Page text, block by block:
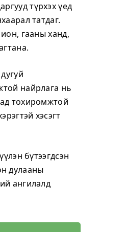
түрхэх үед
татдаг.
гааны ханд,
найрлага нь
тохиромжтой
хэсэгт
бүтээгдсэн
дулааны
ангилалд